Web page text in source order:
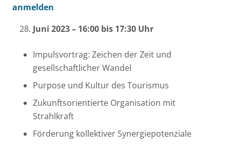
anmelden
Juni 2023 – 16:00 bis 17:30 Uhr
Impulsvortrag: Zeichen der Zeit und
gesellschaftlicher Wandel
Purpose und Kultur des Tourismus
Zukunftsorientierte Organisation mit
Strahlkraft
Förderung kollektiver Synergiepotenziale